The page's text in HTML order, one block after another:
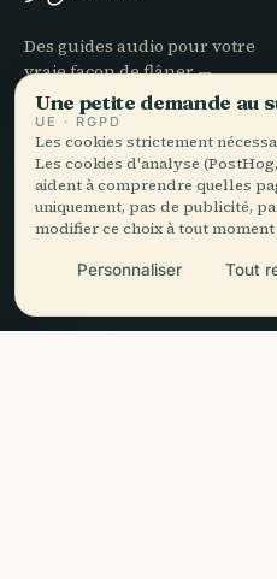
Des guides audio pour votre
vraie façon de flâner —
sourcés honnêtement,
narrés pour la rue,
téléchargés en une fois.
SOCIÉTÉ
Processus éditorial
Une petite demande au
UE · RGPD
Les cookies strictement
Les cookies d'analyse
aident à comprendre quelles
uniquement, pas de publicité,
modifier ce choix à tout
Personnaliser Tout